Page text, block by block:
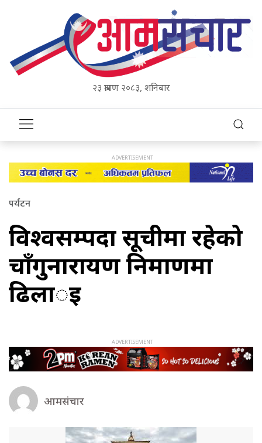
२३ श्रावण २०८३, शनिबार
पर्यटन
विश्वसम्पदा सूचीमा रहेको
चाँगुनारायण निर्माणमा
ढिलार्इ
आमसंचार